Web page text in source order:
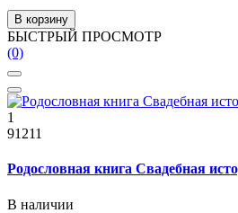
В корзину
БЫСТРЫЙ ПРОСМОТР
(0)
1
91211
Родословная книга Свадебная
В наличии